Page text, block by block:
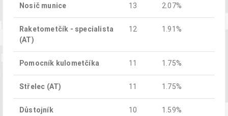
Nosič munice 13 2.07%
Raketometčík - specialista
(AT)
12 1.91%
Pomocník kulometčíka 11 1.75%
Střelec (AT) 11 1.75%
Důstojník 10 1.59%